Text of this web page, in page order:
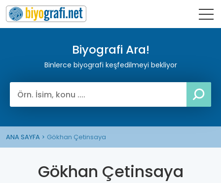
Biyografi Ara!
Binlerce biyografi keşfedilmeyi bekliyor
ANA SAYFA Gökhan Çetinsaya
Gökhan Çetinsaya